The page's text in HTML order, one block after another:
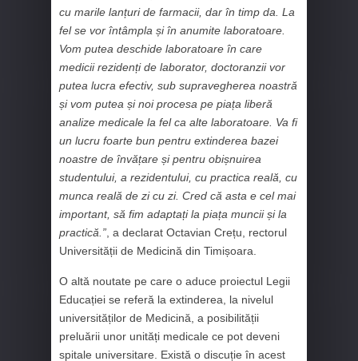
cu marile lanțuri de farmacii, dar în timp da. La
fel se vor întâmpla și în anumite laboratoare.
Vom putea deschide laboratoare în care
medicii rezidenți de laborator, doctoranzii vor
putea lucra efectiv, sub supravegherea noastră
și vom putea și noi procesa pe piața liberă
analize medicale la fel ca alte laboratoare. Va fi
un lucru foarte bun pentru extinderea bazei
noastre de învățare și pentru obișnuirea
studentului, a rezidentului, cu practica reală, cu
munca reală de zi cu zi. Cred că asta e cel mai
important, să fim adaptați la piața muncii și la
practică.” , a declarat Octavian Crețu, rectorul
Universității de Medicină din Timișoara.
O altă noutate pe care o aduce proiectul Legii
Educației se referă la extinderea, la nivelul
universităților de Medicină, a posibilității
preluării unor unități medicale ce pot deveni
spitale universitare. Există o discuție în acest